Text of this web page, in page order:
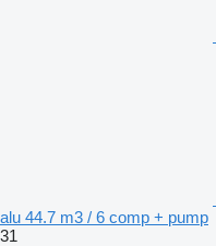
alu 44.7 m3 / 6 comp + pump
31